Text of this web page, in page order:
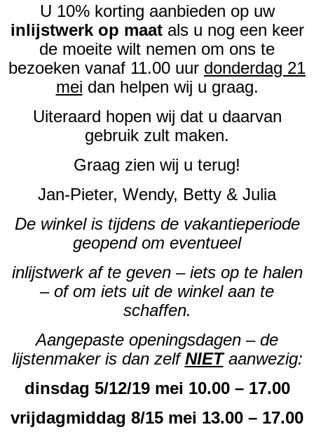
U 10% korting aanbieden op uw
inlijstwerk op maatals u nog een keer
de moeite wilt nemen om ons te
bezoeken vanaf 11.00 uur donderdag 21
mei dan helpen wij u graag.
Uiteraard hopen wij dat u daarvan
gebruik zult maken.
Graag zien wij u terug!
Jan-Pieter, Wendy, Betty & Julia
De winkel is tijdens de vakantieperiode
geopend om eventueel
inlijstwerk af te geven – iets op te halen
– of om iets uit de winkel aan te
schaffen.
Aangepaste openingsdagen – de
lijstenmaker is dan zelfNIETaanwezig:
dinsdag 5/12/19 mei 10.00 – 17.00
vrijdagmiddag 8/15 mei 13.00 – 17.00